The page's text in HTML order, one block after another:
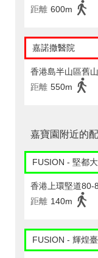
距離 600m
嘉諾撒醫院
香港島半山區舊
距離 550m
嘉寶園附近的
FUSION - 堅都
香港上環堅道80-
距離 140m
FUSION - 輝煌臺